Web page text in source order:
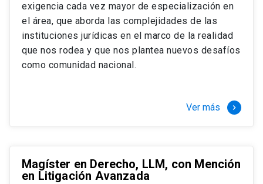
exigencia cada vez mayor de especialización en
el área, que aborda las complejidades de las
instituciones jurídicas en el marco de la realidad
que nos rodea y que nos plantea nuevos desafíos
como comunidad nacional.
Ver más keyboard_arrow_right
Magíster en Derecho, LLM, con Mención
en Litigación Avanzada